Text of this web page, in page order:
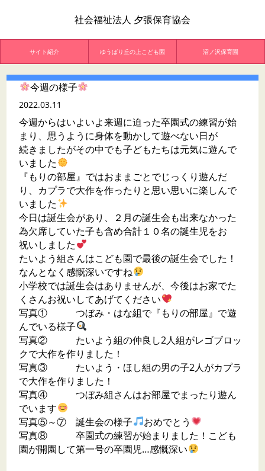
社会福祉法人 夕張保育協会
サイト紹介 ゆうばり丘の上こども園 沼ノ沢保育園
今週の様子
2022.03.11
今週からはいよいよ来週に迫った卒園式の練習が始
まり、思うように身体を動かして遊べない日が
続きましたがその中でも子どもたちは元気に遊んで
いました
『もりの部屋』ではおままごとでじっくり遊んだ
り、カプラで大作を作ったりと思い思いに楽しんで
いました
今日は誕生会があり、２月の誕生会も出来なかった
為欠席していた子も含め合計１０名の誕生児をお
祝いしました
たいよう組さんはこども園で最後の誕生会でした！
なんとなく感慨深いですね
小学校では誕生会はありませんが、今後はお家でた
くさんお祝いしてあげてください
写真① つぼみ・はな組で『もりの部屋』で遊
んでいる様子
写真② たいよう組の仲良し2人組がレゴブロッ
クで大作を作りました！
写真③ たいよう・ほし組の男の子2人がカプラ
で大作を作りました！
写真④ つぼみ組さんはお部屋でまったり遊ん
でいます
写真⑤～⑦ 誕生会の様子
おめでとう
写真⑧ 卒園式の練習が始まりました！こども
園が開園して第一号の卒園児…感慨深い